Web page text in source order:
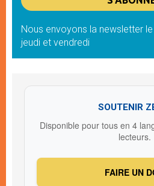
Nous envoyons la newsletter
jeudi et vendredi
SOUTENIR
Disponible pour tous en 4
lecteurs.
FAIRE UN